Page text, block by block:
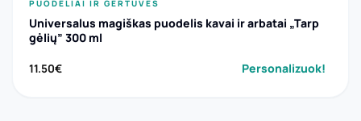
PUODELIAI IR GERTUVĖS
Universalus magiškas puodelis kavai ir arbatai „Tarp
gėlių” 300 ml
11.50€ Personalizuok!